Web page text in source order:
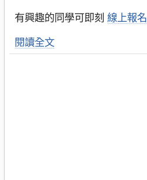
有興趣的同學可即刻 線上報名
閱讀全文